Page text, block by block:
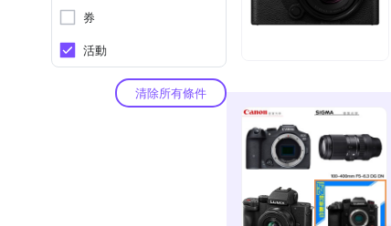
券
活動
清除所有條件